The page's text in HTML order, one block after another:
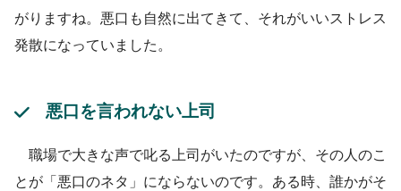
がりますね。悪口も自然に出てきて、それがいいストレス
発散になっていました。
悪口を言われない上司
職場で大きな声で叱る上司がいたのですが、その人のこ
とが「悪口のネタ」にならないのです。ある時、誰かがそ